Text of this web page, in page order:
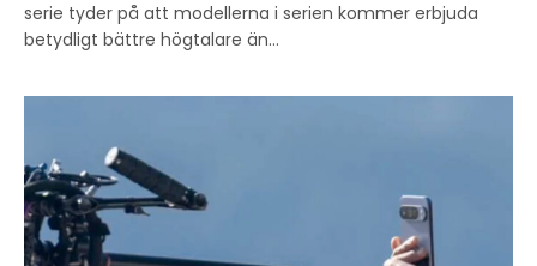
serie tyder på att modellerna i serien kommer erbjuda
betydligt bättre högtalare än…